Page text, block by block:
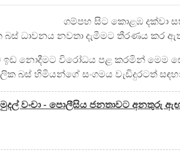
ගම්පහ සිට කොළඹ දක්වා
ධාවනය නවතා දැමීමට තීරණය කර
ඉඩ නොදීමට විරෝධය පළ කරමින් මෙම
බස් හිමියන්ගේ සංගමය වැඩිදුරටත්
මුදල් වංචා - පොලීසිය ජනතාවට අනතුරු